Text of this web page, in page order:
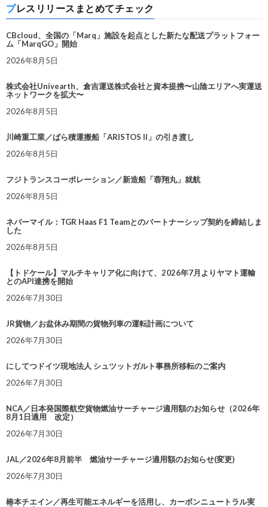
プレスリリースまとめてチェック
CBcloud、全国の「Marq」施設を起点とした新たな配送プラットフォー
ム「MarqGO」開始
2026年8月5日
株式会社Univearth、倉吉運送株式会社と資本提携〜山陰エリアへ実運送
ネットワークを拡大〜
2026年8月5日
川崎重工業／ばら積運搬船「ARISTOS II」の引き渡し
2026年8月5日
フジトランスコーポレーション／新造船「蓉翔丸」就航
2026年8月5日
ネバーマイル：TGR Haas F1 Teamとのパートナーシップ契約を締結しま
した
2026年8月5日
【トドケール】マルチキャリア化に向けて、2026年7月よりヤマト運輸
とのAPI連携を開始
2026年7月30日
JR貨物／お盆休み期間の貨物列車の運転計画について
2026年7月30日
にしてつドイツ現地法人 シュツットガルト事務所移転のご案内
2026年7月30日
NCA／日本発国際航空貨物燃油サーチャージ適用額のお知らせ（2026年
8月1日適用 改定）
2026年7月30日
JAL／2026年8月前半 燃油サーチャージ適用額のお知らせ(変更)
2026年7月30日
椿本チエイン／再生可能エネルギーを活用し、カーボンニュートラル実